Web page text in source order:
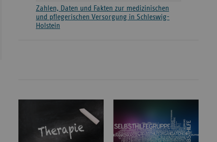
Zahlen, Daten und Fakten zur medizinischen
und pflegerischen Versorgung in Schleswig-
Holstein